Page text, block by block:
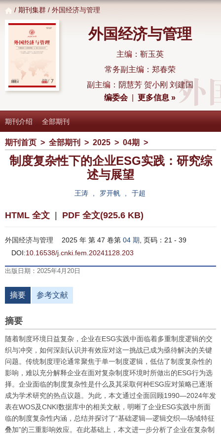
/ 期刊集群 / 外国经济与管理
外国经济与管理
主编：靳玉英
常务副主编：郑春荣
副主编：阴慧芳 贺小刚 刘建国
编委会|更多信息 »
期刊介绍 全部期刊
期刊首页 > 全部期刊 > 2025 > 04期 >
制度复杂性下的企业ESG实践：研究综
述与展望
王涛 罗开帆 于超
HTML 全文 PDF 全文(925.6 KB)
外国经济与管理 2025 年 第 47 卷第 04 期 , 页码：21 - 39
DOI:10.16538/j.cnki.fem.20241128.203
出版日期：2025年4月20日
摘要 参考文献
摘要
随着制度环境日益复杂，企业在ESG实践中面临着多重制度逻辑的交
织与冲突，如何深刻认识并有效应对这一挑战已成为亟待解决的关键
问题。传统制度理论通常聚焦于单一制度逻辑，低估了制度复杂性的
影响，难以充分解释企业在面对复杂制度环境时所做出的ESG行为选
择。企业面临的制度复杂性是什么及其采取何种ESG应对策略已逐渐
成为学术研究的热点议题。为此，本文通过全面回顾1990—2024年发
表在WOS及CNKI数据库中的相关文献，明晰了企业ESG实践中所面
临的制度复杂性内涵，总结并探讨了“基础逻辑—逻辑交织—场域特征
叠加”的三重影响效应。在此基础上，本文进一步分析了企业在复杂制